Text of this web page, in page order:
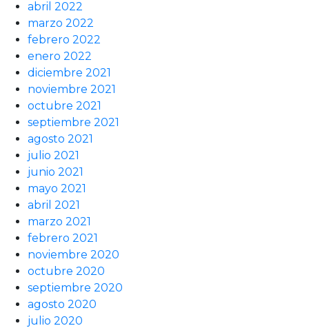
abril 2022
marzo 2022
febrero 2022
enero 2022
diciembre 2021
noviembre 2021
octubre 2021
septiembre 2021
agosto 2021
julio 2021
junio 2021
mayo 2021
abril 2021
marzo 2021
febrero 2021
noviembre 2020
octubre 2020
septiembre 2020
agosto 2020
julio 2020